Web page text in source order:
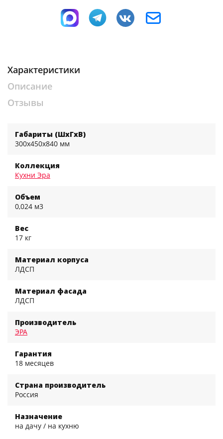
Характеристики
Описание
Отзывы
Габариты (ШхГхВ)
300x450x840 мм
Коллекция
Кухни Эра
Объем
0,024 м3
Вес
17 кг
Материал корпуса
ЛДСП
Материал фасада
ЛДСП
Производитель
ЭРА
Гарантия
18 месяцев
Страна производитель
Россия
Назначение
на дачу / на кухню